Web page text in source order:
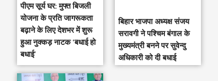
पीएम सूर्य घर: मुफ्त बिजली
योजना के प्रति जागरूकता
बढ़ाने के लिए देशभर में शुरू
हुआ नुक्कड़ नाटक ‘बधाई हो
बधाई’
‎बिहार भाजपा अध्यक्ष संजय
सरावगी ने पश्चिम बंगाल के
मुख्यमंत्री बनने पर सुवेन्दु
अधिकारी को दी बधाई